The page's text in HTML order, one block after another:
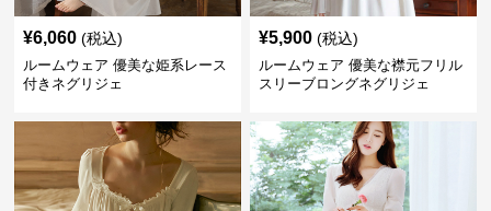
¥6,060 (税込)
ルームウェア 優美な姫系レース
付きネグリジェ
¥5,900 (税込)
ルームウェア 優美な襟元フリル
スリーブロングネグリジェ